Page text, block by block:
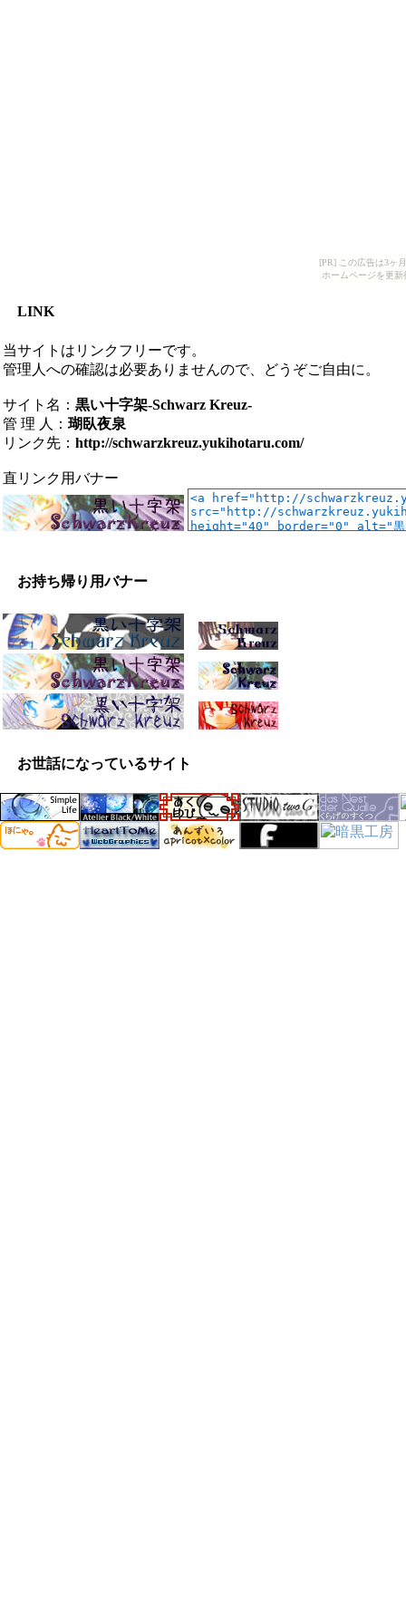
[PR] この広告は3ヶ
ホームページを更
LINK
当サイトはリンクフリーです。
管理人への確認は必要ありませんので、どうぞご自由に。
サイト名： 黒い十字架-Schwarz Kreuz-
管 理 人： 瑚臥夜泉
リンク先： http://schwarzkreuz.yukihotaru.com/
直リンク用バナー
お持ち帰り用バナー
お世話になっているサイト